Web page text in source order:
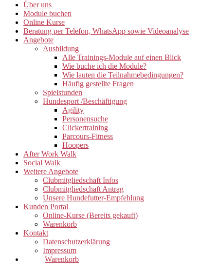
Über uns
Module buchen
Online Kurse
Beratung per Telefon, WhatsApp sowie Videoanalyse
Angebote
Ausbildung
Alle Trainings-Module auf einen Blick
Wie buche ich die Module?
Wie lauten die Teilnahmebedingungen?
Häufig gestellte Fragen
Spielstunden
Hundesport /Beschäftigung
Agility
Personensuche
Clickertraining
Parcours-Fitness
Hoopers
After Work Walk
Social Walk
Weitere Angebote
Clubmitgliedschaft Infos
Clubmitgliedschaft Antrag
Unsere Hundefutter-Empfehlung
Kunden Portal
Online-Kurse (Bereits gekauft)
Warenkorb
Kontakt
Datenschutzerklärung
Impressum
Warenkorb